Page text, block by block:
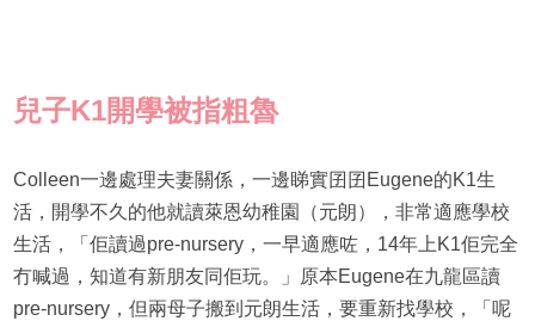
兒子K1開學被指粗魯
Colleen一邊處理夫妻關係，一邊睇實囝囝Eugene的K1生
活，開學不久的他就讀萊恩幼稚園（元朗），非常適應學校
生活，「佢讀過pre-nursery，一早適應咗，14年上K1佢完全
冇喊過，知道有新朋友同佢玩。」原本Eugene在九龍區讀
pre-nursery，但兩母子搬到元朗生活，要重新找學校，「呢